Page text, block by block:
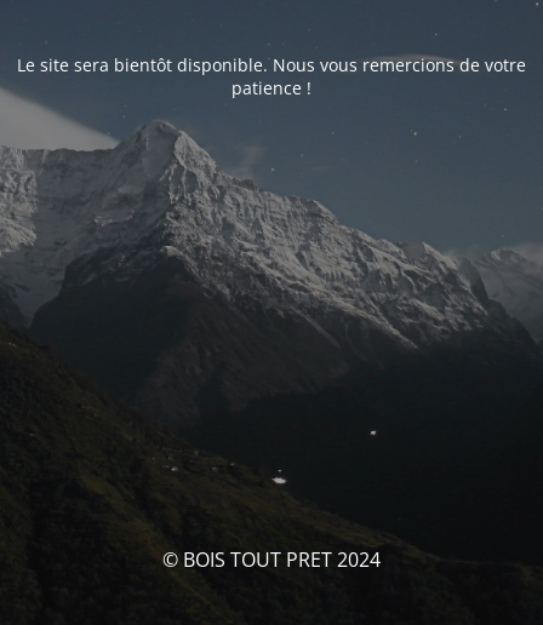
Le site sera bientôt disponible. Nous vous remercions de votre
patience !
© BOIS TOUT PRET 2024